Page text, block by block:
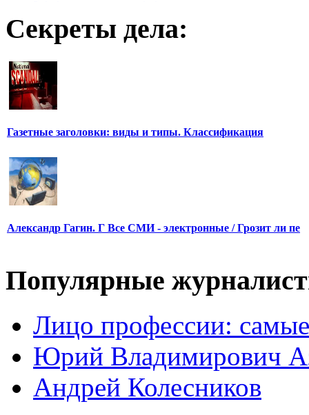
Секреты дела:
Газетные заголовки: виды и типы. Классификация
Александр Гагин. Г Все СМИ - электронные / Грозит ли пе
Популярные
Лицо профессии:
Юрий Владимирович
Андрей Колесников